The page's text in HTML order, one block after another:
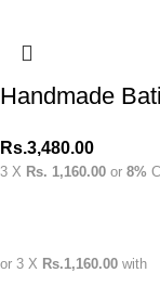
Handmade
Rs.3,480.00
3 X Rs. 1,160.00 or 8%
or 3 X Rs.1,160.00 with